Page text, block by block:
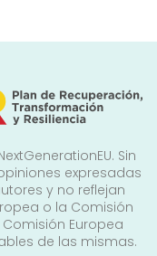
Sin
expresadas
y no reflejan
o la Comisión
Comisión Europea
de las mismas.